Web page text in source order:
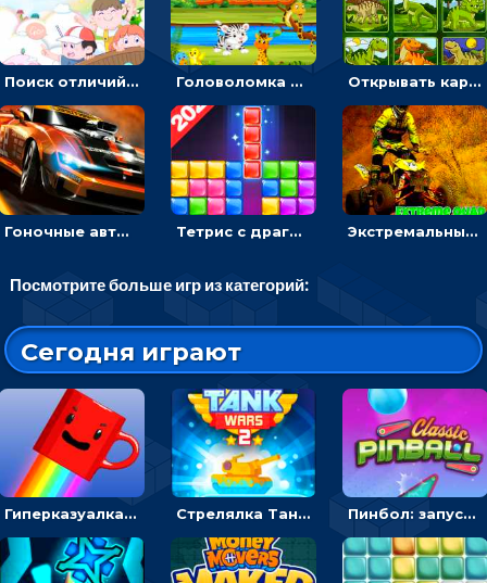
Поиск отличий на картинках с детьми - головоломка Головоломка Звери-малыши: открывай карточки по очереди, чтобы найти одинаковые Открывать картинки с динозаврами и складывать в пары по памяти - головоломка
Гоночные авто в пазлах: разбей картинку и собери снова Тетрис с драгоценными камнями: расставляй блоки, чтобы получить линию - головоломка Экстремальные пазлы с квадроциклами: собирать крутые тачки
Посмотрите больше игр из категорий:
Сегодня играют
Гиперказуалка Летающая чашка кофе: двигаться и собирать кубики сахара Стрелялка Танковые войны: бить по танку врага, чтобы уничтожить зло Пинбол: запускать шарик, чтобы выбивать очки